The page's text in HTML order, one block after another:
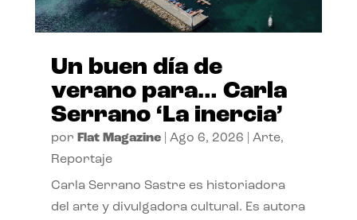
Un buen día de
verano para… Carla
Serrano ‘La inercia’
por Flat Magazine| Ago 6, 2026 Arte,
Reportaje
Carla Serrano Sastre es historiadora
del arte y divulgadora cultural. Es autora